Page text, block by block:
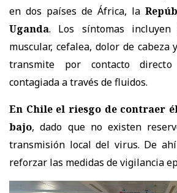
en dos países de África, la
Uganda. Los síntomas
muscular, cefalea, dolor de cabeza
transmite por contacto
contagiada a través de fluidos.
En Chile el riesgo de contraer
bajo, dado que no existen
transmisión local del virus. De
reforzar las medidas de vigilancia